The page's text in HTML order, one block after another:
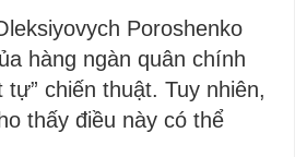
Poroshenko
hàng ngàn quân chính
tự” chiến thuật. Tuy nhiên,
thấy điều này có thể